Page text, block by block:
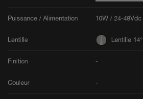
Puissance / Alimentation 10W / 24-48Vdc
Lentille Lentille 14°
Finition -
Couleur -